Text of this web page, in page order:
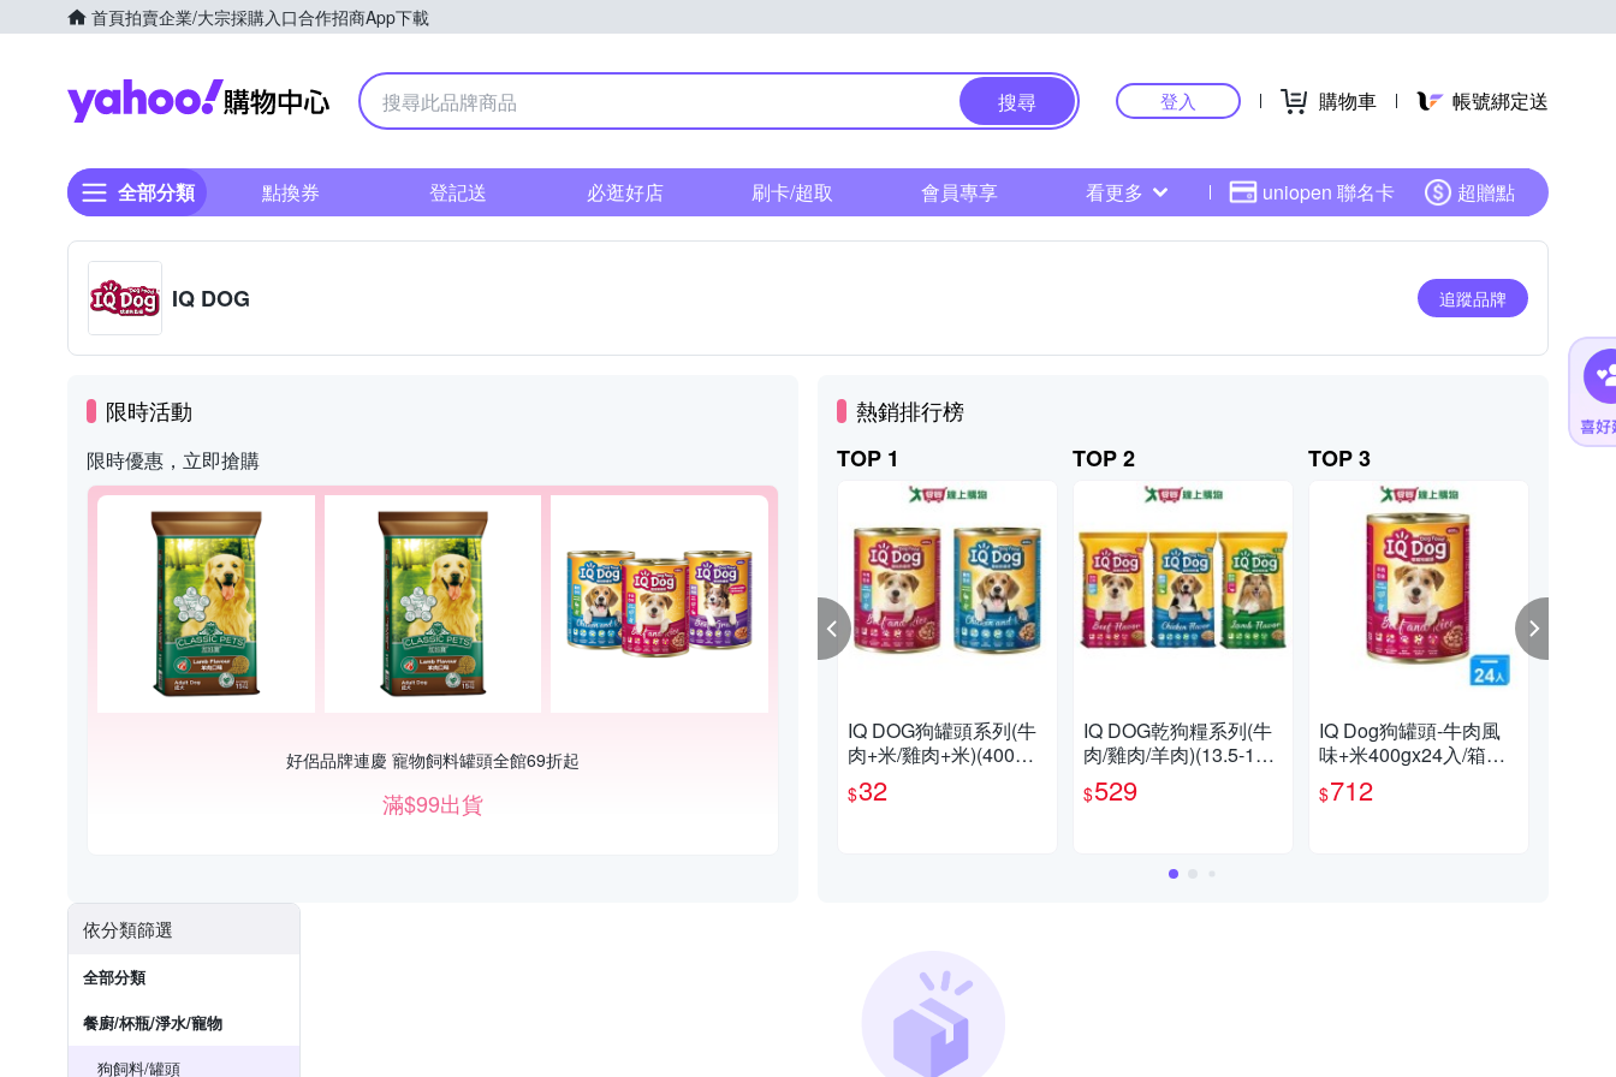
首頁拍賣企業/大宗採購入口合作招商App下載
Yahoo購物中心
搜尋 登入 購物車 帳號綁定送
全部分類 點換券 登記送 必逛好店 刷卡/超取 會員專享 看更多 uniopen 聯名卡 超贈點
IQ DOG 追蹤品牌
限時活動
限時優惠，立即搶購
好侶品牌連慶 寵物飼料罐頭全館69折起
滿$99出貨
熱銷排行榜
TOP 1
IQ DOG狗罐頭系列(牛
肉+米/雞肉+米)(400G/
罐)【愛買】
$32
TOP 2
IQ DOG乾狗糧系列(牛
肉/雞肉/羊肉)(13.5-15K
G/包)【愛買】
$529
TOP 3
IQ Dog狗罐頭-牛肉風
味+米400gx24入/箱
【愛買】
$712
依分類篩選
全部分類
餐廚/杯瓶/淨水/寵物
狗飼料/罐頭